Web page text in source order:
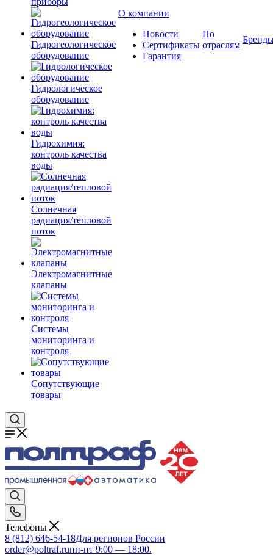
Гидрогеологическое
оборудование
Гидрологическое
оборудование
Гидрохимия:
контроль качества
воды
Солнечная
радиация/тепловой
поток
Электромагнитные
клапаны
Системы
мониторинга и
контроля
Сопутствующие
товары
О компании
Новости
Сертификаты
Гарантия
По
отраслям
Телефоны
8 (812) 646-54-18Для регионов России
order@poltraf.ruпн-пт 9:00 — 18:00.